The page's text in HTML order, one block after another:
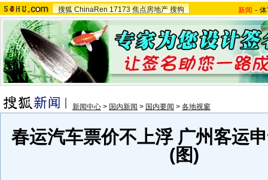
搜狐 ChinaRen 17173 焦点房地产 搜狗 新闻 -
新闻中心 > 国内新闻 > 国内要闻 > 各地视窗
春运汽车票价不上浮 广州客运
(图)